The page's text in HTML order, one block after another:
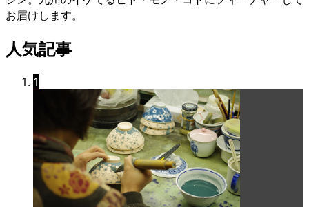
お届けします。
人気記事
1